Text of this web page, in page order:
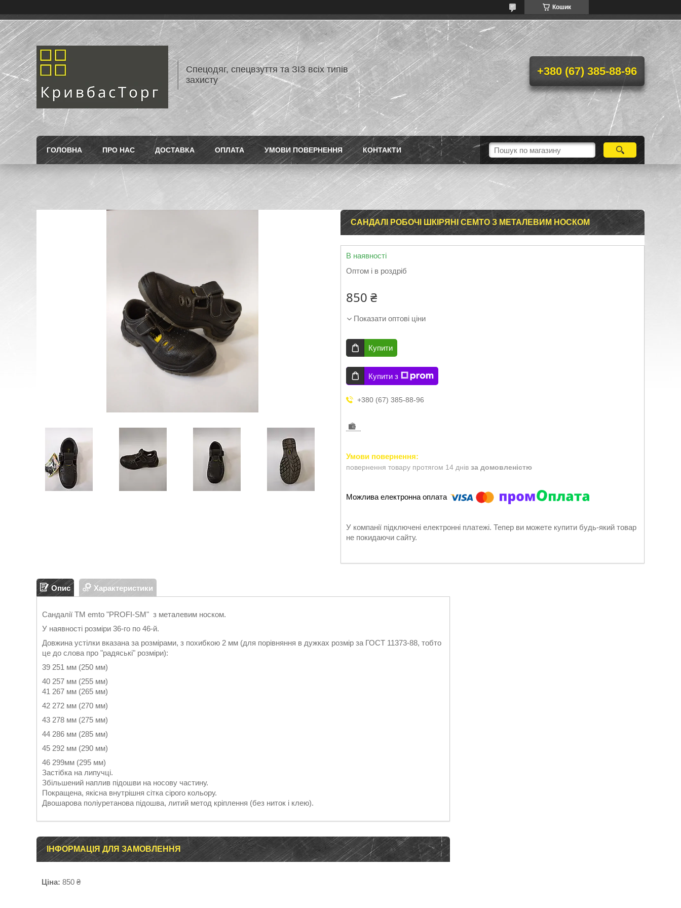
Кошик
Спецодяг, спецвзуття та ЗІЗ всіх типів
захисту
+380 (67) 385-88-96
ГОЛОВНА ПРО НАС ДОСТАВКА ОПЛАТА УМОВИ ПОВЕРНЕННЯ КОНТАКТИ
САНДАЛІ РОБОЧІ ШКІРЯНІ CEMTO З МЕТАЛЕВИМ НОСКОМ
В наявності
Оптом і в роздріб
850 ₴
Показати оптові ціни
Купити
Купити з
+380 (67) 385-88-96
повернення товару протягом 14 днів за домовленістю
У компанії підключені електронні платежі. Тепер ви можете купити будь-який товар
не покидаючи сайту.
Опис Характеристики
Сандалії TM emto "PROFI-SM" з металевим носком.
У наявності розміри 36-го по 46-й.
Довжина устілки вказана за розмірами, з похибкою 2 мм (для порівняння в дужках розмір за ГОСТ 11373-88, тобто
це до слова про "радяські" розміри):
39 251 мм (250 мм)
40 257 мм (255 мм)
41 267 мм (265 мм)
42 272 мм (270 мм)
43 278 мм (275 мм)
44 286 мм (285 мм)
45 292 мм (290 мм)
46 299мм (295 мм)
Застібка на липучці.
Збільшений наплив підошви на носову частину.
Покращена, якісна внутрішня сітка сірого кольору.
Двошарова поліуретанова підошва, литий метод кріплення (без ниток і клею).
ІНФОРМАЦІЯ ДЛЯ ЗАМОВЛЕННЯ
Ціна: 850 ₴